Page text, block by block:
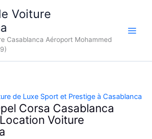
Voiture
Casablanca Aéroport Mohammed
Corsa Casablanca
Voiture